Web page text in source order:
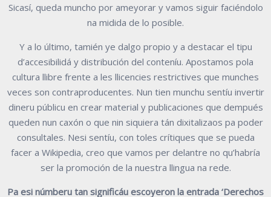
Sicasí, queda muncho por ameyorar y vamos siguir faciéndolo
na midida de lo posible.
Y a lo último, tamién ye dalgo propio y a destacar el tipu
d’accesibilidá y distribución del conteníu. Apostamos pola
cultura llibre frente a les llicencies restrictives que munches
veces son contraproducentes. Nun tien munchu sentíu invertir
dineru públicu en crear material y publicaciones que dempués
queden nun caxón o que nin siquiera tán dixitalizaos pa poder
consultales. Nesi sentíu, con toles crítiques que se pueda
facer a Wikipedia, creo que vamos per delantre no qu’habría
ser la promoción de la nuestra llingua na rede.
Pa esi númberu tan significáu escoyeron la entrada ‘Derechos